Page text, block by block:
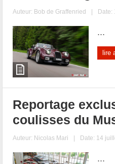
Auteur: Bob de Graffenried | Date:
...
lire
Reportage
coulisses du
Auteur: Nicolas Mari | Date: 14
...